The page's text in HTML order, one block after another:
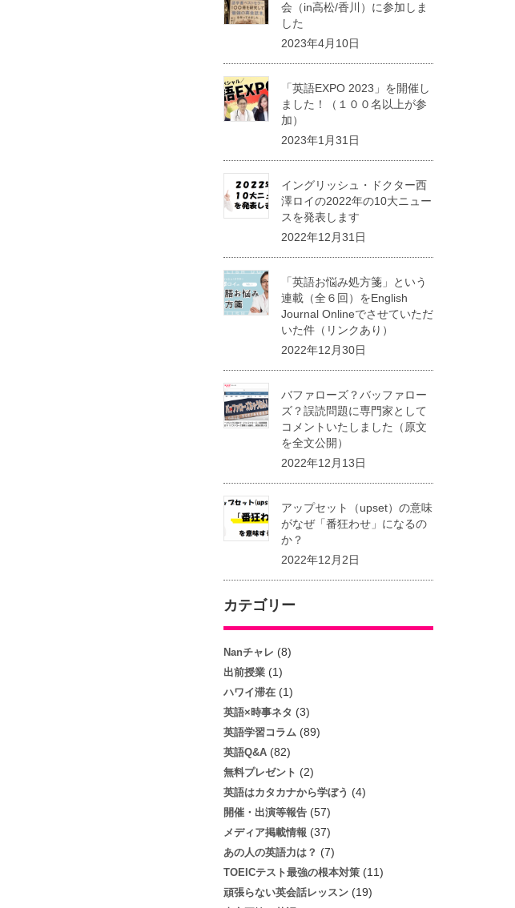
会（in高松/香川）に参加しま
した
2023年4月10日
「英語EXPO 2023」を開催し
ました！（１００名以上が参
加）
2023年1月31日
イングリッシュ・ドクター西
澤ロイの2022年の10大ニュー
スを発表します
2022年12月31日
「英語お悩み処方箋」という
連載（全６回）をEnglish
Journal Onlineでさせていただ
いた件（リンクあり）
2022年12月30日
バファローズ？バッファロー
ズ？誤読問題に専門家として
コメントいたしました（原文
を全文公開）
2022年12月13日
アップセット（upset）の意味
がなぜ「番狂わせ」になるの
か？
2022年12月2日
カテゴリー
Nanチャレ (8)
出前授業(1)
ハワイ滞在(1)
英語×時事ネタ (3)
英語学習コラム(89)
英語Q&A(82)
無料プレゼント (2)
英語はカタカナから学ぼう (4)
開催・出演等報告(57)
メディア掲載情報 (37)
あの人の英語力は？ (7)
TOEICテスト最強の根本対策(11)
頑張らない英会話レッスン(19)